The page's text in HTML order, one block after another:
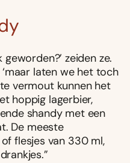
geworden?’ zeiden ze.
‘maar laten we het toch
vermout kunnen het
hoppig lagerbier,
shandy met een
De meeste
flesjes van 330 ml,